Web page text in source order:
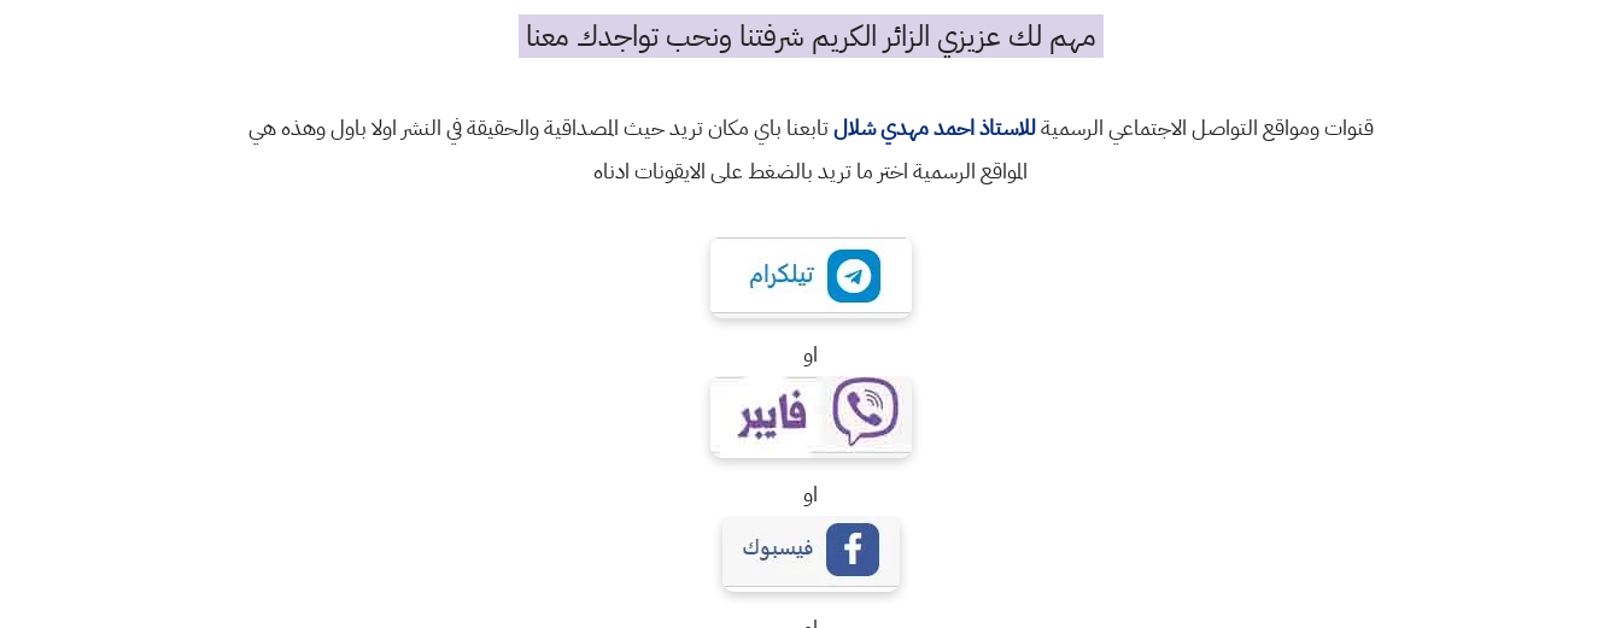
مهم لك عزيزي الزائر الكريم شرفتنا ونحب تواجدك معنا
قنوات ومواقع التواصل الاجتماعي الرسميةللاستاذ احمد مهدي شلالتابعنا باي مكان تريد حيث المصداقية والحقيقة في النشر اولا باول وهذه هي
المواقع الرسمية اختر ما تريد بالضغط على الايقونات ادناه
او
او